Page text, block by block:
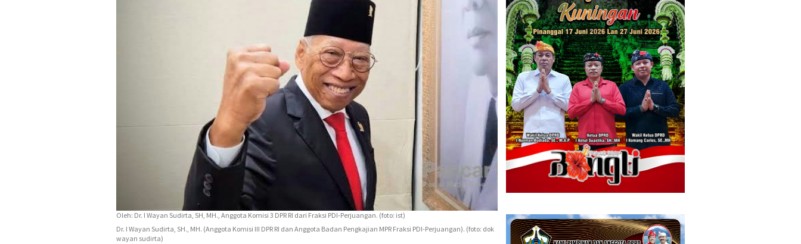
Oleh: Dr. I Wayan Sudirta, SH, MH., Anggota Komisi 3 DPR RI dari Fraksi PDI-Perjuangan. (foto: ist)
Dr. I Wayan Sudirta, SH., MH. (Anggota Komisi III DPR RI dan Anggota Badan Pengkajian MPR Fraksi PDI-Perjuangan). (foto: dok
wayan sudirta)